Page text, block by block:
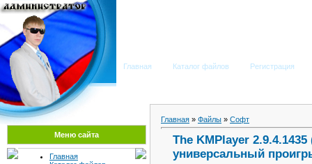
Главная Каталог файлов Регистрация
Меню сайта
Главная
Главная » Файлы » Софт
The KMPlayer
универсальный